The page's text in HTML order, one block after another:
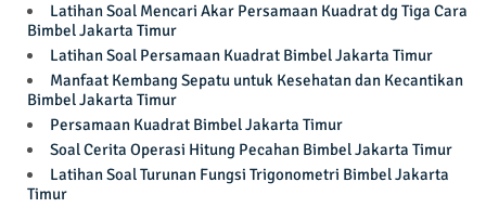
Latihan Soal Mencari Akar Persamaan Kuadrat dg Tiga Cara
Bimbel Jakarta Timur
Latihan Soal Persamaan Kuadrat Bimbel Jakarta Timur
Manfaat Kembang Sepatu untuk Kesehatan dan Kecantikan
Bimbel Jakarta Timur
Persamaan Kuadrat Bimbel Jakarta Timur
Soal Cerita Operasi Hitung Pecahan Bimbel Jakarta Timur
Latihan Soal Turunan Fungsi Trigonometri Bimbel Jakarta
Timur